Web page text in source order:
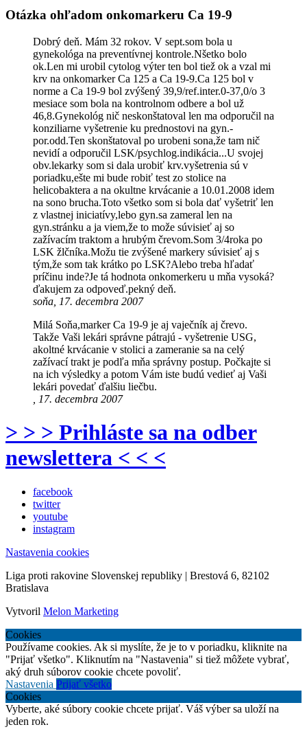
Otázka ohľadom onkomarkeru Ca 19-9
Dobrý deň. Mám 32 rokov. V sept.som bola u
gynekológa na preventívnej kontrole.Nšetko bolo
ok.Len mi urobil cytolog výter ten bol tiež ok a vzal mi
krv na onkomarker Ca 125 a Ca 19-9.Ca 125 bol v
norme a Ca 19-9 bol zvýšený 39,9/ref.inter.0-37,0/o 3
mesiace som bola na kontrolnom odbere a bol už
46,8.Gynekológ nič neskonštatoval len ma odporučil na
konziliarne vyšetrenie ku prednostovi na gyn.-
por.odd.Ten skonštatoval po urobeni sona,že tam nič
nevidí a odporučil LSK/psychlog.indikácia...U svojej
obv.lekarky som si dala urobiť krv.vyšetrenia sú v
poriadku,ešte mi bude robiť test zo stolice na
helicobaktera a na okultne krvácanie a 10.01.2008 idem
na sono brucha.Toto všetko som si bola dať vyšetriť len
z vlastnej iniciatívy,lebo gyn.sa zameral len na
gyn.stránku a ja viem,že to može súvisieť aj so
zažívacím traktom a hrubým črevom.Som 3/4roka po
LSK žlčníka.Možu tie zvýšené markery súvisieť aj s
tým,že som tak krátko po LSK?Alebo treba hľadať
príčinu inde?Je tá hodnota onkomerkeru u mňa vysoká?
ďakujem za odpoveď.pekný deň.
soňa, 17. decembra 2007
Milá Soňa,marker Ca 19-9 je aj vaječník aj črevo.
Takže Vaši lekári správne pátrajú - vyšetrenie USG,
akoltné krvácanie v stolici a zameranie sa na celý
zažívací trakt je podľa mňa správny postup. Počkajte si
na ich výsledky a potom Vám iste budú vedieť aj Vaši
lekári povedať ďalšiu liečbu.
, 17. decembra 2007
> > > Prihláste sa na odber
newslettera < < <
facebook
twitter
youtube
instagram
Nastavenia cookies
Liga proti rakovine Slovenskej republiky | Brestová 6, 82102
Bratislava
Vytvoril Melon Marketing
Cookies
Používame cookies. Ak si myslíte, že je to v poriadku, kliknite na
"Prijať všetko". Kliknutím na "Nastavenia" si tiež môžete vybrať,
aký druh súborov cookie chcete povoliť.
Nastavenia Prijať všetko
Cookies
Vyberte, aké súbory cookie chcete prijať. Váš výber sa uloží na
jeden rok.